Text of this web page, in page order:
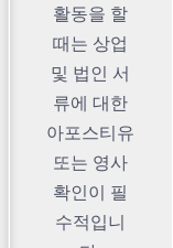
활동을 할
때는 상업
및 법인 서
류에 대한
아포스티유
또는 영사
확인이 필
수적입니